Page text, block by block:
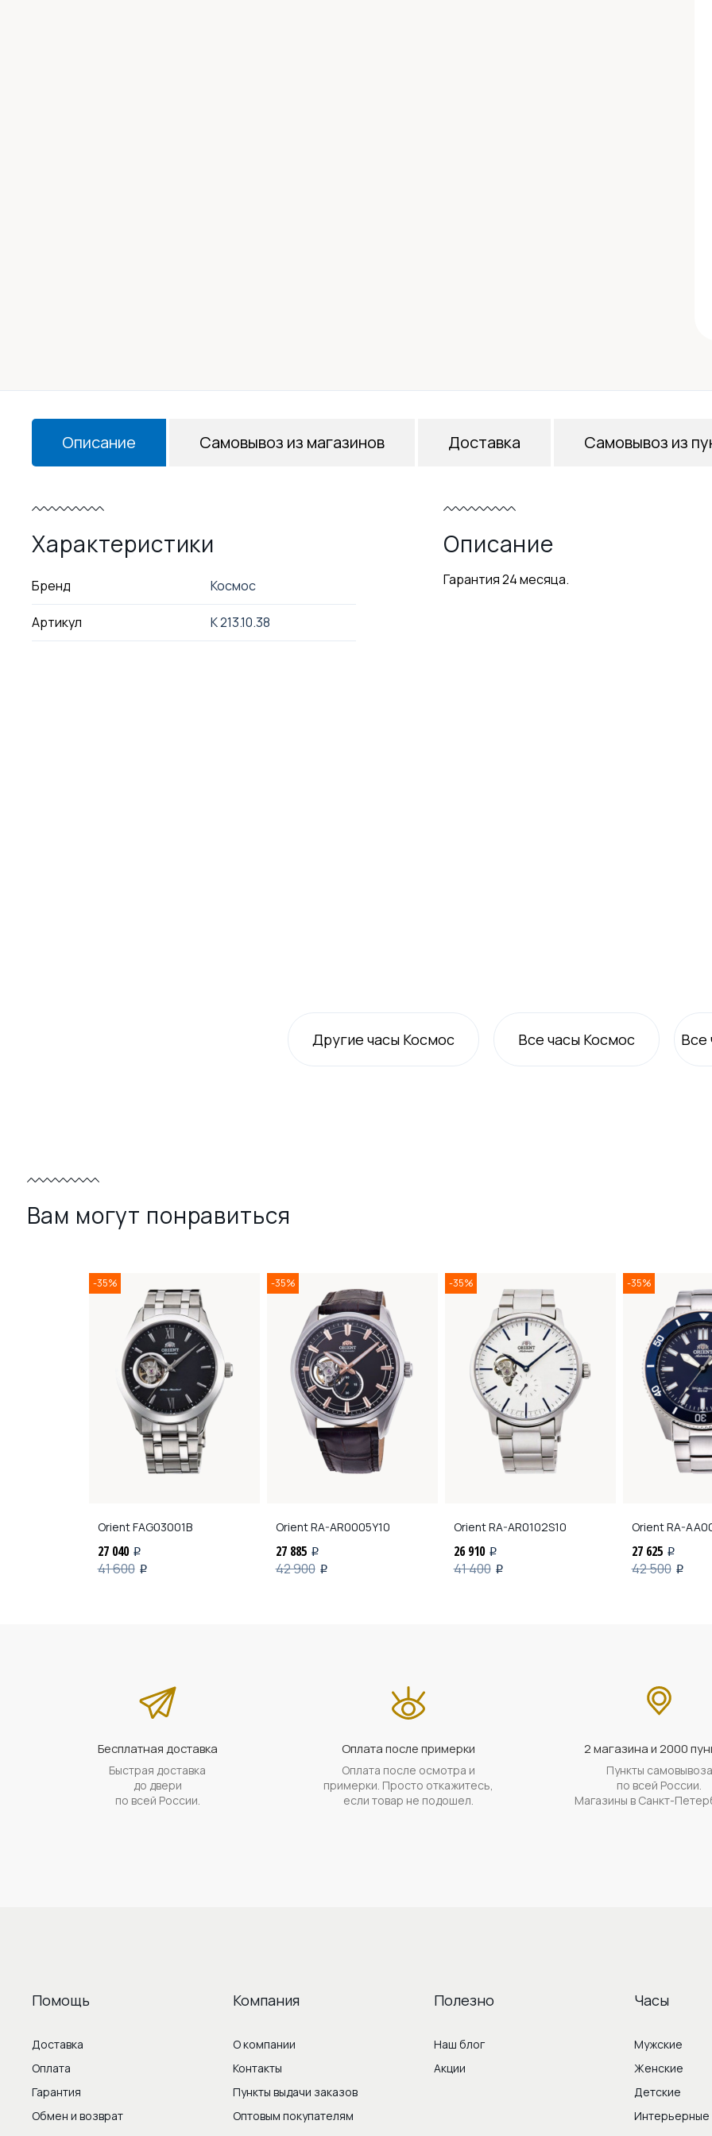
Описание
Характеристики
Бренд Космос
Артикул K 213.10.38
Описание
Гарантия 24 месяца.
Самовывоз из магазинов Доставка Самовывоз из
Другие часы Космос Всечасы Космос Все
Вам могут понравиться
-35%
OrientFAG03001B
27 040 i
41 600 i
-35%
OrientRA-AR0005Y10
27 885 i
42 900 i
-35%
OrientRA-AR0102S10
26 910 i
41 400 i
-35%
OrientRA-
27 625 i
42 500 i
Бесплатная доставка
Быстрая доставка
до двери
по всей России.
Оплата после примерки
Оплата после осмотра и
примерки. Просто откажитесь,
если товар не подошел.
2 магазина и 2000
Пункты самовывоза
по всей России.
Магазины в Санкт-
Помощь
Доставка
Оплата
Гарантия
Обмен и возврат
Компания
О компании
Контакты
Пункты выдачи заказов
Оптовым покупателям
Полезно
Наш блог
Акции
Часы
Мужские
Женские
Детские
Интерьерные